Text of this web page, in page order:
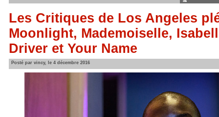
Les Critiques de Los Angeles
Moonlight, Mademoiselle,
Driver et Your Name
Posté par vincy, le 4 décembre 2016